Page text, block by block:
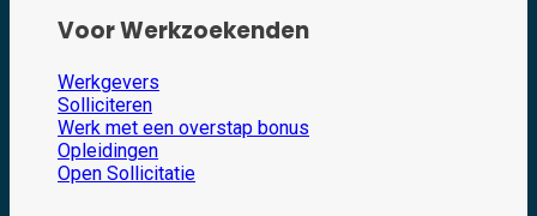
Voor Werkzoekenden
Werkgevers
Solliciteren
Werk met een overstap bonus
Opleidingen
Open Sollicitatie